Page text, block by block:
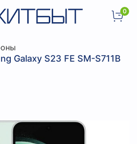
0
Galaxy S23 FE SM-S711B